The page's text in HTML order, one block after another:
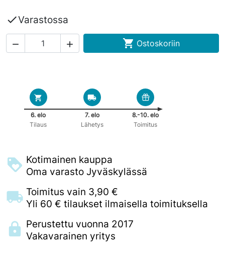
Varastossa
   Ostoskoriin
6. elo
Tilaus
7. elo
Lähetys
8.-10. elo
Toimitus
Kotimainen kauppa
Oma varasto Jyväskylässä
Toimitus vain 3,90 €
Yli 60 € tilaukset ilmaisella toimituksella
Perustettu vuonna 2017
Vakavarainen yritys